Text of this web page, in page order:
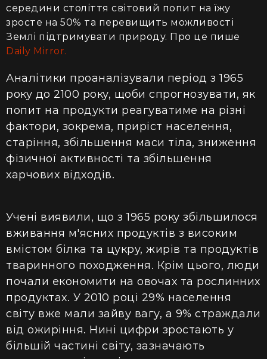
середини століття світовий попит на їжу
зросте на 50% та перевищить можливості
Землі підтримувати природу. Про це пише
Daily Mirror.
Аналітики проаналізували період з 1965
року до 2100 року, щоби спрогнозувати, як
попит на продукти реагуватиме на різні
фактори, зокрема, приріст населення,
старіння, збільшення маси тіла, зниження
фізичної активності та збільшення
харчових відходів.
Учені виявили, що з 1965 року збільшилося
вживання м'ясних продуктів з високим
вмістом білка та цукру, жирів та продуктів
тваринного походження. Крім цього, люди
почали економити на овочах та рослинних
продуктах. У 2010 році 29% населення
світу вже мали зайву вагу, а 9% страждали
від ожиріння. Нині цифри зростають у
більшій частині світу, зазначають